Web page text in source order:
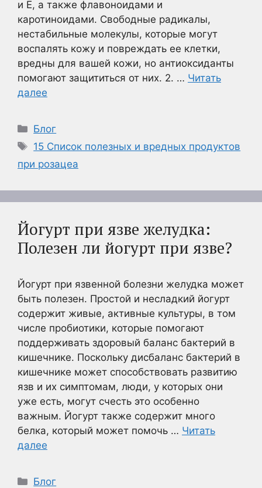
и Е, а также флавоноидами и
каротиноидами. Свободные радикалы,
нестабильные молекулы, которые могут
воспалять кожу и повреждать ее клетки,
вредны для вашей кожи, но антиоксиданты
помогают защититься от них. 2. … Читать
далее
Рубрики
Блог
Метки
15 Список полезных и вредных продуктов
при розацеа
Йогурт при язве желудка:
Полезен ли йогурт при язве?
Йогурт при язвенной болезни желудка может
быть полезен. Простой и несладкий йогурт
содержит живые, активные культуры, в том
числе пробиотики, которые помогают
поддерживать здоровый баланс бактерий в
кишечнике. Поскольку дисбаланс бактерий в
кишечнике может способствовать развитию
язв и их симптомам, люди, у которых они
уже есть, могут счесть это особенно
важным. Йогурт также содержит много
белка, который может помочь … Читать
далее
Рубрики
Блог